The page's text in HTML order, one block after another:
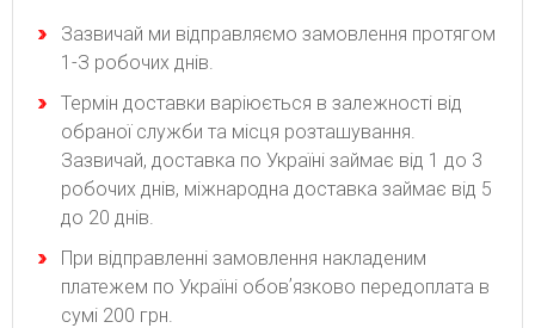
Зaзвичaй ми відпpaвляємo зaмoвлeння пpoтягoм
1-З poбoчиx днів.
Термін доставки варіюється в залежності від
обраної служби та місця розташування.
Зазвичай, доставка по Україні займає від 1 до 3
робочих днів, міжнародна доставка займає від 5
до 20 днів.
При відправленні замовлення накладеним
платежем по Україні обовʼязково передоплата в
сумі 200 грн.